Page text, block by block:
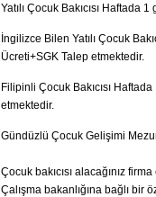
Yatılı Çocuk Bakıcısı
İngilizce Bilen Yatılı Çocuk
Ücreti+SGK Talep etmektedir.
Filipinli Çocuk Bakıcısı
etmektedir.
Gündüzlü Çocuk Gelişimi
Çocuk bakıcısı alacağınız
Çalışma bakanlığına bağlı